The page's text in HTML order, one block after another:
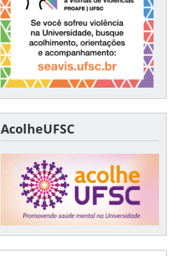
AcolheUFSC